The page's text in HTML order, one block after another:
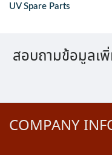
UV Spare Parts
สอบถามข้อมูลเ
COMPANY